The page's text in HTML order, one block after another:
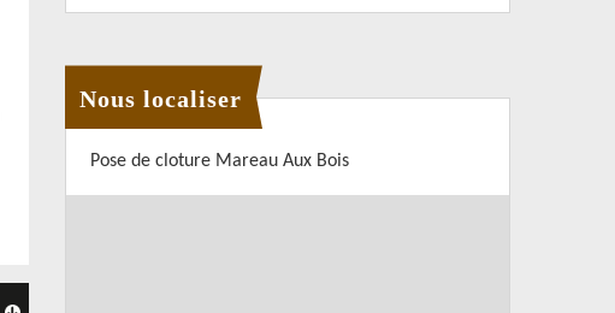
Nous localiser
Pose de cloture Mareau Aux Bois